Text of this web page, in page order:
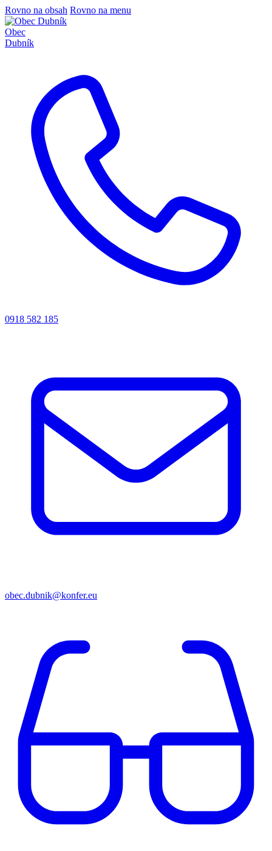
Rovno na obsah Rovno na menu
Obec
Dubník
0918 582 185
obec.dubnik@konfer.eu